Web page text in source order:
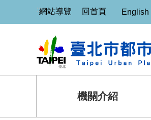
跳到主要內容區塊
:::網站導覽 回首頁 English
機關介紹